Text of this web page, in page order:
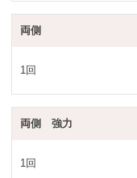
両側
1回
両側 強力
1回